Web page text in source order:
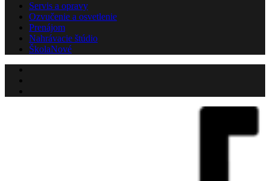
Servis a opravy
Ozvučenie a osvetlenie
Prenájom
Nahrávacie štúdio
ŠkolaNové